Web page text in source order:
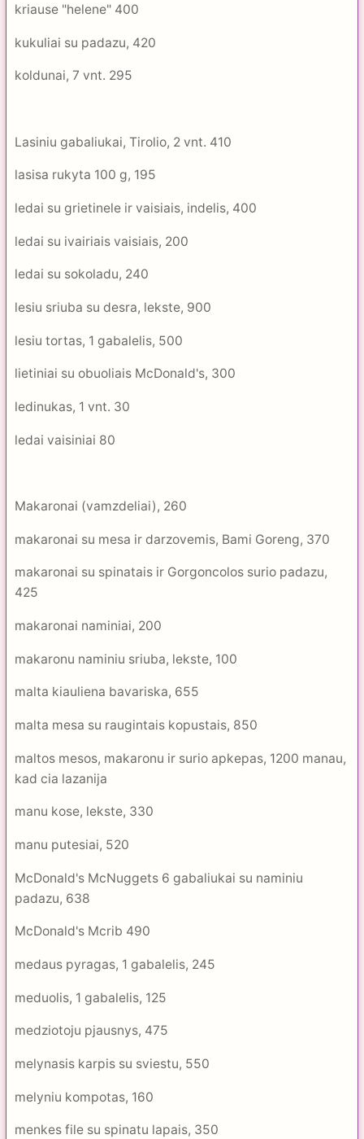
kriause "helene" 400
kukuliai su padazu, 420
koldunai, 7 vnt. 295
Lasiniu gabaliukai, Tirolio, 2 vnt. 410
lasisa rukyta 100 g, 195
ledai su grietinele ir vaisiais, indelis, 400
ledai su ivairiais vaisiais, 200
ledai su sokoladu, 240
lesiu sriuba su desra, lekste, 900
lesiu tortas, 1 gabalelis, 500
lietiniai su obuoliais McDonald's, 300
ledinukas, 1 vnt. 30
ledai vaisiniai 80
Makaronai (vamzdeliai), 260
makaronai su mesa ir darzovemis, Bami Goreng, 370
makaronai su spinatais ir Gorgoncolos surio padazu,
425
makaronai naminiai, 200
makaronu naminiu sriuba, lekste, 100
malta kiauliena bavariska, 655
malta mesa su raugintais kopustais, 850
maltos mesos, makaronu ir surio apkepas, 1200 manau,
kad cia lazanija
manu kose, lekste, 330
manu putesiai, 520
McDonald's McNuggets 6 gabaliukai su naminiu
padazu, 638
McDonald's Mcrib 490
medaus pyragas, 1 gabalelis, 245
meduolis, 1 gabalelis, 125
medziotoju pjausnys, 475
melynasis karpis su sviestu, 550
melyniu kompotas, 160
menkes file su spinatu lapais, 350